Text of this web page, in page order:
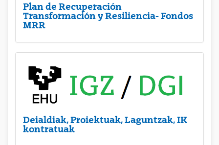
Plan de Recuperación
Transformación y Resiliencia- Fondos
MRR
Deialdiak, Proiektuak, Laguntzak, IK
kontratuak